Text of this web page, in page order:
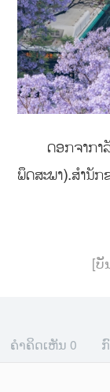
ດອກຈາກາ
ພຶດສະພາ).ສຳນັ
[ບັ
ຄຳຄິດເຫັນ 0